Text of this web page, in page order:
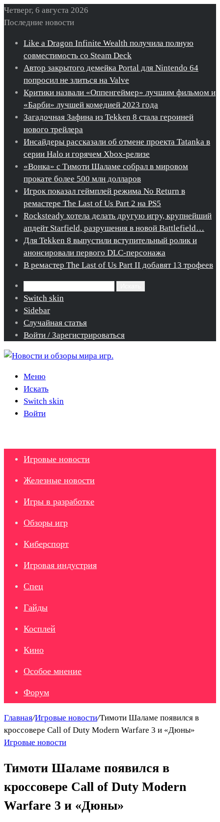
Четверг, 6 августа 2026
Последние новости
Like a Dragon Infinite Wealth получила полную
совместимость со Steam Deck
Автор закрытого демейка Portal для Nintendo 64
попросил не злиться на Valve
Критики назвали «Оппенгеймер» лучшим фильмом и
«Барби» лучшей комедией 2023 года
Загадочная Зафина из Tekken 8 стала героиней
нового трейлера
Инсайдеры рассказали об отмене проекта Tatanka в
серии Halo и горячем Xbox-релизе
«Вонка» с Тимоти Шаламе собрал в мировом
прокате более 500 млн долларов
Игрок показал геймплей режима No Return в
ремастере The Last of Us Part 2 на PS5
Rocksteady хотела делать другую игру, крупнейший
апдейт Starfield, разрушения в новой Battlefield…
Для Tekken 8 выпустили вступительный ролик и
анонсировали первого DLC-персонажа
В ремастер The Last of Us Part II добавят 13 трофеев
Switch skin
Sidebar
Случайная статья
Войти / Зарегистрироваться
Меню
Искать
Switch skin
Войти
Игровые новости
Железные новости
Игры в разработке
Обзоры игр
Киберспорт
Игровая индустрия
Спец
Гайды
Косплей
Кино
Особое мнение
Форум
Главная/Игровые новости/Тимоти Шаламе появился в
кроссовере Call of Duty Modern Warfare 3 и «Дюны»
Игровые новости
Тимоти Шаламе появился в
кроссовере Call of Duty Modern
Warfare 3 и «Дюны»